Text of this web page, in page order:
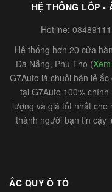
HỆ THỐNG LỐP -
Hotline:
Hệ thống hơn 20 cửa
Đà Nẵng, Phú Thọ (
G7Auto là chuỗi bán lẻ
tại G7Auto 100%
lượng và giá tốt nhất cho
thành người bạn tin cậy
ẮC QUY Ô TÔ